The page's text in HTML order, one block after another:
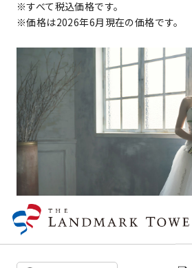
※すべて税込価格です。
※価格は2026年6月現在の価格です。